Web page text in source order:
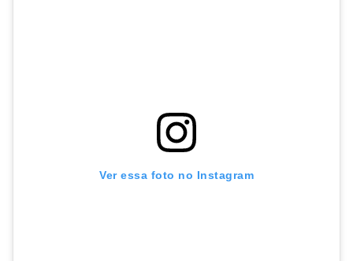
Ver essa foto no Instagram